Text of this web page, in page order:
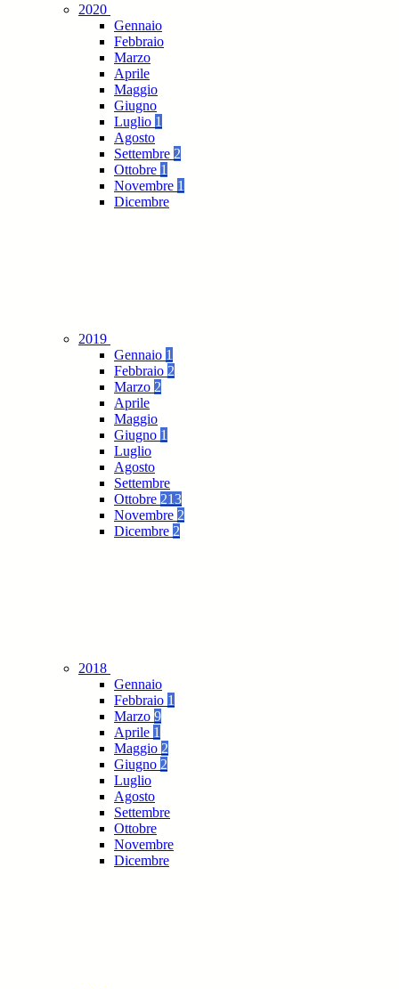
2020
Gennaio
Febbraio
Marzo
Aprile
Maggio
Giugno
Luglio 1
Agosto
Settembre 2
Ottobre 1
Novembre 1
Dicembre
2019
Gennaio 1
Febbraio 2
Marzo 2
Aprile
Maggio
Giugno 1
Luglio
Agosto
Settembre
Ottobre 213
Novembre 2
Dicembre 2
2018
Gennaio
Febbraio 1
Marzo 9
Aprile 1
Maggio 2
Giugno 2
Luglio
Agosto
Settembre
Ottobre
Novembre
Dicembre